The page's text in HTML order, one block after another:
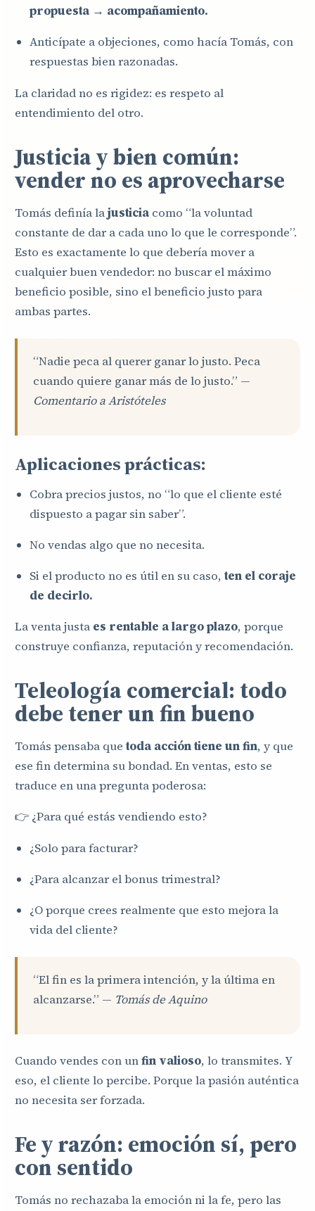
propuesta → acompañamiento.
Anticípate a objeciones, como hacía Tomás, con
respuestas bien razonadas.
La claridad no es rigidez: es respeto al
entendimiento del otro.
Justicia y bien común:
vender no es aprovecharse
Tomás definía lajusticia como “la voluntad
constante de dar a cada uno lo que le corresponde”.
Esto es exactamente lo que debería mover a
cualquier buen vendedor: no buscar el máximo
beneficio posible, sino el beneficio justo para
ambas partes.
“Nadie peca al querer ganar lo justo. Peca
cuando quiere ganar más de lo justo.” —
Comentario a Aristóteles
Aplicaciones prácticas:
Cobra precios justos, no “lo que el cliente esté
dispuesto a pagar sin saber”.
No vendas algo que no necesita.
Si el producto no es útil en su caso, ten el coraje
de decirlo.
La venta justa es rentable a largo plazo, porque
construye confianza, reputación y recomendación.
Teleología comercial: todo
debe tener un fin bueno
Tomás pensaba que toda acción tiene un fin, y que
ese fin determina su bondad. En ventas, esto se
traduce en una pregunta poderosa:
👉 ¿Para qué estás vendiendo esto?
¿Solo para facturar?
¿Para alcanzar el bonus trimestral?
¿O porque crees realmente que esto mejora la
vida del cliente?
“El fin es la primera intención, y la última en
alcanzarse.” — Tomás de Aquino
Cuando vendes con unfin valioso, lo transmites. Y
eso, el cliente lo percibe. Porque la pasión auténtica
no necesita ser forzada.
Fe y razón: emoción sí, pero
con sentido
Tomás no rechazaba la emoción ni la fe, pero las